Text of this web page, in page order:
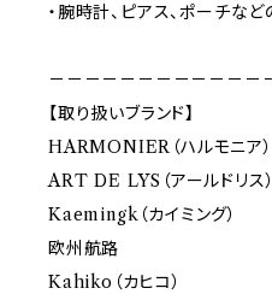
・腕時計、ピアス、ポーチな
－－－－－－－－－－－－
【取り扱いブランド】
HARMONIER（ハルモニア）
ART DE LYS（アールドリス
Kaemingk（カイミング）
欧州航路
Kahiko（カヒコ）